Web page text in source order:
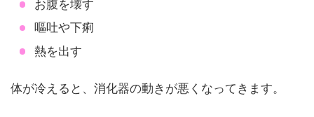
お腹を壊す
嘔吐や下痢
熱を出す
体が冷えると、消化器の動きが悪くなってきます。